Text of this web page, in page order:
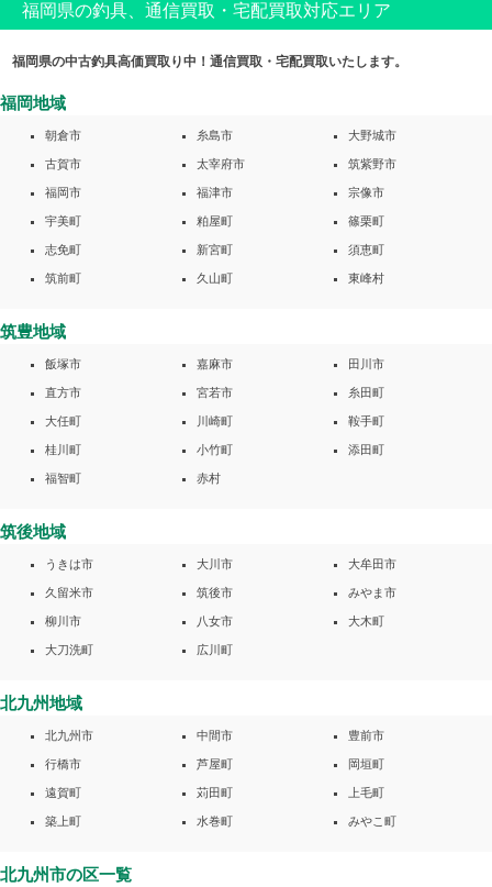
福岡県の釣具、通信買取・宅配買取対応エリア
福岡県の中古釣具高価買取り中！通信買取・宅配買取いたします。
福岡地域
朝倉市 糸島市 大野城市
古賀市 太宰府市 筑紫野市
福岡市 福津市 宗像市
宇美町 粕屋町 篠栗町
志免町 新宮町 須恵町
筑前町 久山町 東峰村
筑豊地域
飯塚市 嘉麻市 田川市
直方市 宮若市 糸田町
大任町 川崎町 鞍手町
桂川町 小竹町 添田町
福智町 赤村
筑後地域
うきは市 大川市 大牟田市
久留米市 筑後市 みやま市
柳川市 八女市 大木町
大刀洗町 広川町
北九州地域
北九州市 中間市 豊前市
行橋市 芦屋町 岡垣町
遠賀町 苅田町 上毛町
築上町 水巻町 みやこ町
北九州市の区一覧